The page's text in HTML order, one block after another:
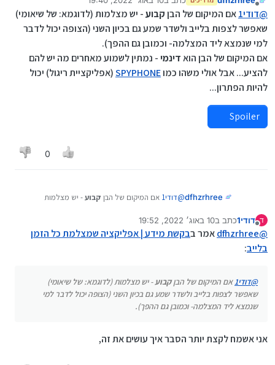
לראות את הצילום הזה בשידור חי , יש לציין שזה די דחוף,
תודה לכולם ושכולם פה יהיו בריאים תמיד.
מנותק נערך לאחרונה על ידי dfhzrhree8 באוק׳ 2022, 19:44
@דודי1 אם המיקום של הבןקבוע- יש מצלמות (לדוגמא: של שיאומי)
שאפשר לצפות בלייב ולשדר שמע גם בכיון השני (הצופה יכול לדבר
למי שנמצא ליד המצלמה- וכמובן גם ההפך).
אם המיקום של הבן הואדינמי- נמתין לשמוע מאחרים מה יש להם
להציע... אבל אולי משהו כמוSPYPHONE(אפליקציית ריגול) יכול
להיות הפתרון...
Spoiler
0
dfhzrhree
@דודי1 אם המיקום של הבן קבוע- יש מצלמות
שמע גם בכיון השני (הצופה יכול לדבר למי שנמצא ליד
המצלמה- וכמובן גם ההפך).
Spoiler ד
מנותק
דודי1 כתב ב10 באוג׳ 2022, 19:52
נערך לאחרונה על ידי
@
dfhzrhreeאמר בבקשת מידע | אפליקציה שמצלמת כל הזמן
בלייב:
@דודי1 אם המיקום של הבןקבוע- יש מצלמות (לדוגמא: של שיאומי)
שאפשר לצפות בלייב ולשדר שמע גם בכיון השני (הצופה יכול לדבר למי
שנמצא ליד המצלמה- וכמובן גם ההפך).
אני אשמח לקצת יותר הסבר איך עושים את זה,